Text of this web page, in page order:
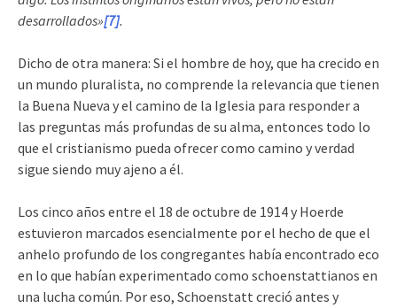
desarrollados»[7].
Dicho de otra manera: Si el hombre de hoy, que ha crecido en
un mundo pluralista, no comprende la relevancia que tienen
la Buena Nueva y el camino de la Iglesia para responder a
las preguntas más profundas de su alma, entonces todo lo
que el cristianismo pueda ofrecer como camino y verdad
sigue siendo muy ajeno a él.
Los cinco años entre el 18 de octubre de 1914 y Hoerde
estuvieron marcados esencialmente por el hecho de que el
anhelo profundo de los congregantes había encontrado eco
en lo que habían experimentado como schoenstattianos en
una lucha común. Por eso, Schoenstatt creció antes y